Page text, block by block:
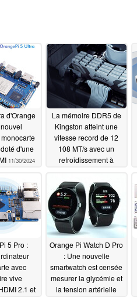
d'Orange
d'une
11/30/2024
La mémoire DDR5 de
Kingston atteint une
vitesse record de 12
108 MT/s avec un
refroidissement à
5 Pro :
avec
vive
2.1 et
Orange Pi Watch D Pro
: Une nouvelle
smartwatch est censée
mesurer la glycémie et
la tension artérielle